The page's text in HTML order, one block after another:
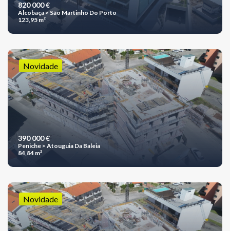
820 000 €
Alcobaça > São Martinho Do Porto
123,95 m²
Novidade
390 000 €
Peniche > Atouguia Da Baleia
84,84 m²
Novidade